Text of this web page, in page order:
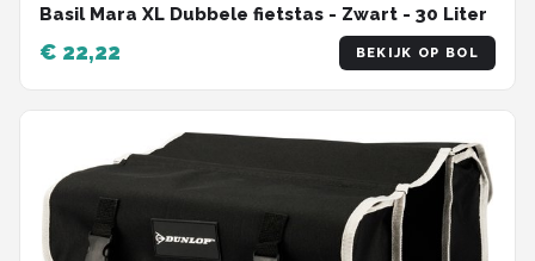
Basil Mara XL Dubbele fietstas - Zwart - 30 Liter
€ 22,22 BEKIJK OP BOL